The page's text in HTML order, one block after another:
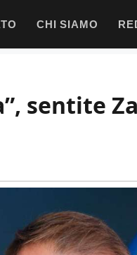
CHI SIAMO
sentite